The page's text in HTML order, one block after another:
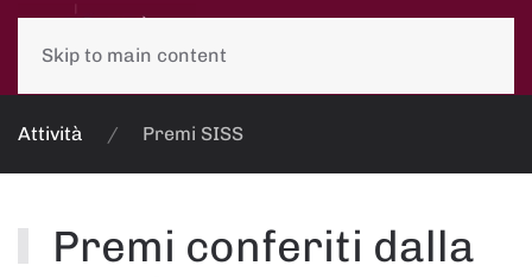
Skip to main content
Attività Premi SISS
Premi conferiti dalla